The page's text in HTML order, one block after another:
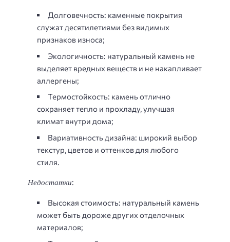
Долговечность: каменные покрытия
служат десятилетиями без видимых
признаков износа;
Экологичность: натуральный камень не
выделяет вредных веществ и не накапливает
аллергены;
Термостойкость: камень отлично
сохраняет тепло и прохладу, улучшая
климат внутри дома;
Вариативность дизайна: широкий выбор
текстур, цветов и оттенков для любого
стиля.
Недостатки:
Высокая стоимость: натуральный камень
может быть дороже других отделочных
материалов;